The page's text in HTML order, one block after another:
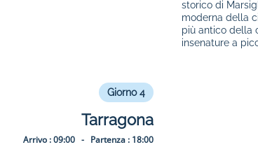
storico di
moderna della
più antico della
insenature a
Giorno 4
Tarragona
Arrivo :09:00 - Partenza : 18:00